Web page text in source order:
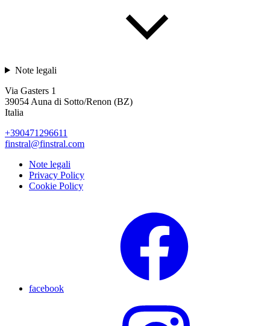
Note legali
Via Gasters 1
39054 Auna di Sotto/Renon (BZ)
Italia
+390471296611
finstral@finstral.com
Note legali
Privacy Policy
Cookie Policy
facebook